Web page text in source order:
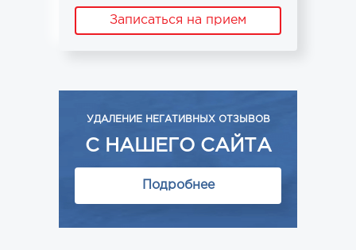
Записаться на прием
УДАЛЕНИЕ НЕГАТИВНЫХ ОТЗЫВОВ
С НАШЕГО САЙТА
Подробнее